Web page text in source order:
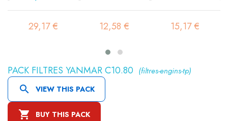
29,17 € 12,58 € 15,17 €
PACK FILTRES YANMAR C10.80 (filtres-engins-tp)
 VIEW THIS PACK
 BUY THIS PACK